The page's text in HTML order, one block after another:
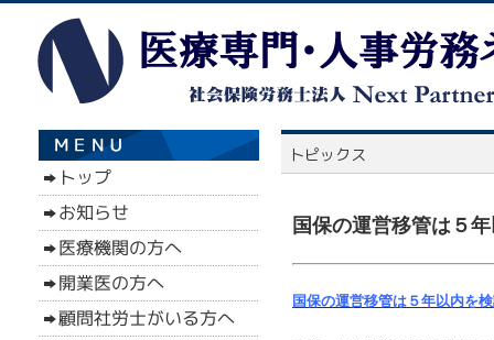
国保の運営移管は５
国保の運営移管は５年以内を